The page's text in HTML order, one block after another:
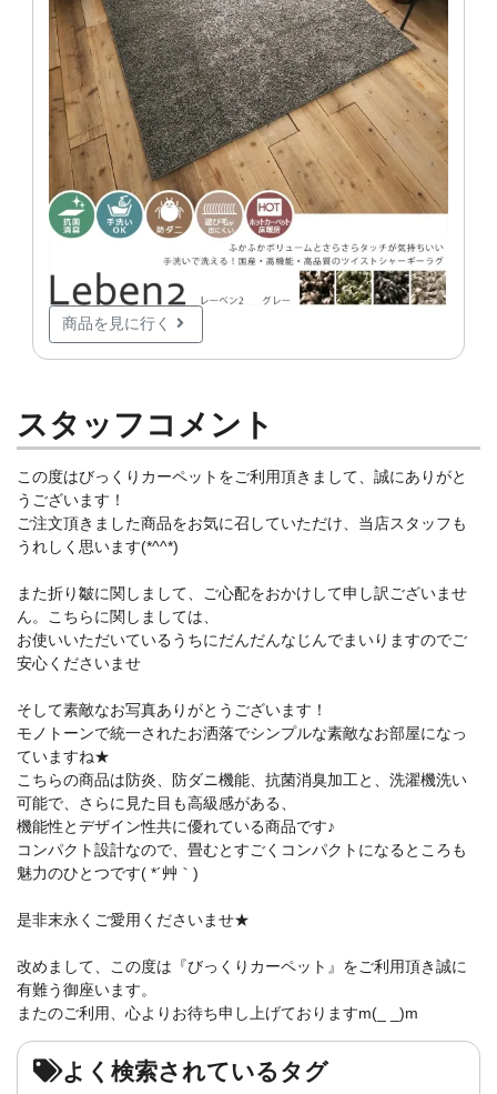
商品を見に行く
スタッフコメント
この度はびっくりカーペットをご利用頂きまして、誠にありがと
うございます！
ご注文頂きました商品をお気に召していただけ、当店スタッフも
うれしく思います(*^^*)
また折り皺に関しまして、ご心配をおかけして申し訳ございませ
ん。こちらに関しましては、
お使いいただいているうちにだんだんなじんでまいりますのでご
安心くださいませ
そして素敵なお写真ありがとうございます！
モノトーンで統一されたお洒落でシンプルな素敵なお部屋になっ
ていますね★
こちらの商品は防炎、防ダニ機能、抗菌消臭加工と、洗濯機洗い
可能で、さらに見た目も高級感がある、
機能性とデザイン性共に優れている商品です♪
コンパクト設計なので、畳むとすごくコンパクトになるところも
魅力のひとつです( *´艸｀)
是非末永くご愛用くださいませ★
改めまして、この度は『びっくりカーペット』をご利用頂き誠に
有難う御座います。
またのご利用、心よりお待ち申し上げておりますm(_ _)m
よく検索されているタグ